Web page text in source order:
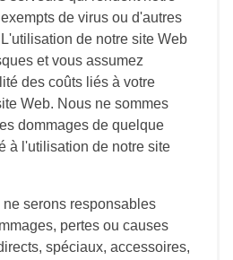
de virus ou d'autres
de notre site Web
et vous assumez
des coûts liés à votre
Web. Nous ne sommes
dommages de quelque
à l'utilisation de notre site
serons responsables
pertes ou causes
spéciaux, accessoires,